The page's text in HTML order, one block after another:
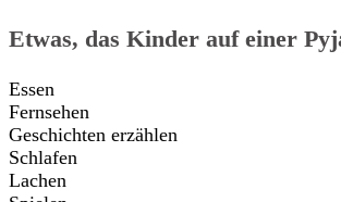
Etwas, das Kinder auf einer
Essen
Fernsehen
Geschichten erzählen
Schlafen
Lachen